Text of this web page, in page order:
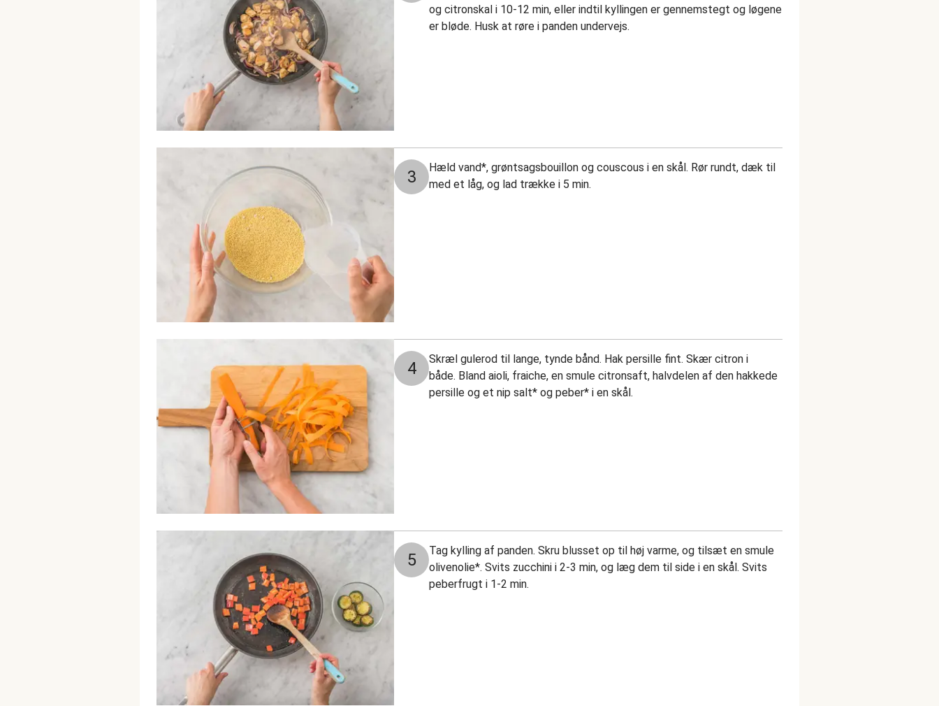
og citronskal i 10-12 min, eller indtil kyllingen er gennemstegt og løgene
er bløde. Husk at røre i panden undervejs.
3
Hæld vand*, grøntsagsbouillon og couscous i en skål. Rør rundt, dæk til
med et låg, og lad trække i 5 min.
4
Skræl gulerod til lange, tynde bånd. Hak persille fint. Skær citron i
både. Bland aioli, fraiche, en smule citronsaft, halvdelen af den hakkede
persille og et nip salt* og peber* i en skål.
5
Tag kylling af panden. Skru blusset op til høj varme, og tilsæt en smule
olivenolie*. Svits zucchini i 2-3 min, og læg dem til side i en skål. Svits
peberfrugt i 1-2 min.